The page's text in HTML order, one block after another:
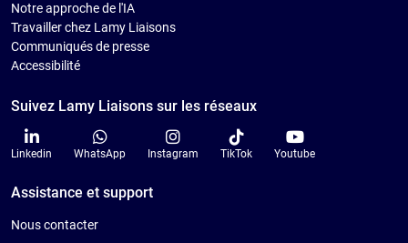
Notre approche de l'IA
Travailler chez Lamy Liaisons
Communiqués de presse
Accessibilité
Suivez Lamy Liaisons sur les réseaux
Linkedin WhatsApp Instagram TikTok Youtube
Assistance et support
Nous contacter